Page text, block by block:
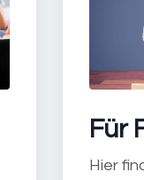
Für
Hier